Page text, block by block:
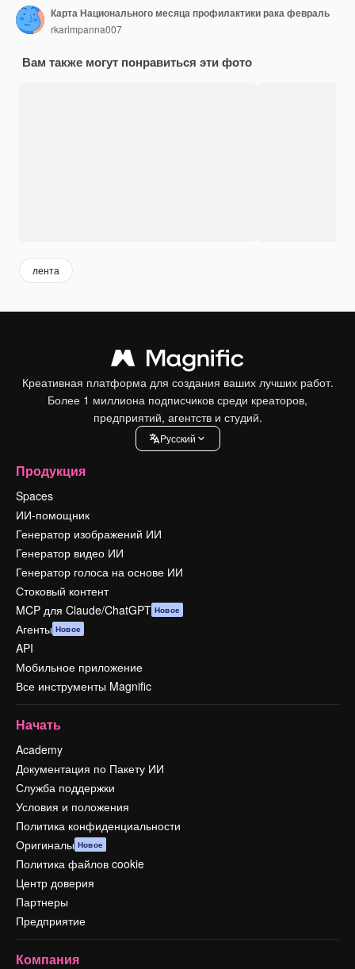
Карта Национального месяца профилактики рака февраль
rkarimpanna007
Вам также могут понравиться эти фото
лента
Креативная платформа для создания ваших лучших работ.
Более 1 миллиона подписчиков среди креаторов,
предприятий, агентств и студий.
Pусский
Продукция
Spaces
ИИ-помощник
Генератор изображений ИИ
Генератор видео ИИ
Генератор голоса на основе ИИ
Стоковый контент
MCP для Claude/ChatGPT Новое
Агенты Новое
API
Мобильное приложение
Все инструменты Magnific
Начать
Academy
Документация по Пакету ИИ
Служба поддержки
Условия и положения
Политика конфиденциальности
Оригиналы Новое
Политика файлов cookie
Центр доверия
Партнеры
Предприятие
Компания